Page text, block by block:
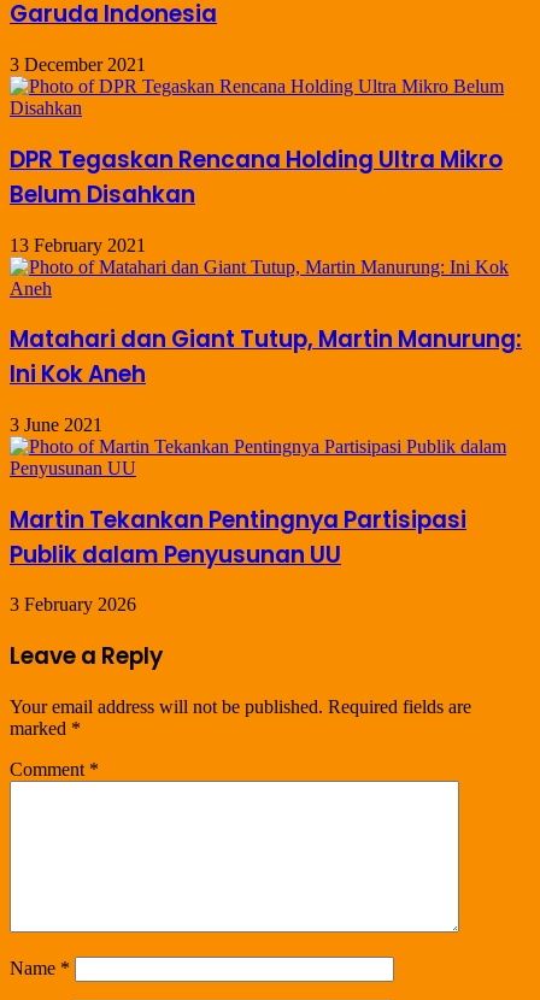
Garuda Indonesia
3 December 2021
DPR Tegaskan Rencana Holding Ultra Mikro
Belum Disahkan
13 February 2021
Matahari dan Giant Tutup, Martin Manurung:
Ini Kok Aneh
3 June 2021
Martin Tekankan Pentingnya Partisipasi
Publik dalam Penyusunan UU
3 February 2026
Leave a Reply
Your email address will not be published. Required fields are
marked *
Comment *
Name *